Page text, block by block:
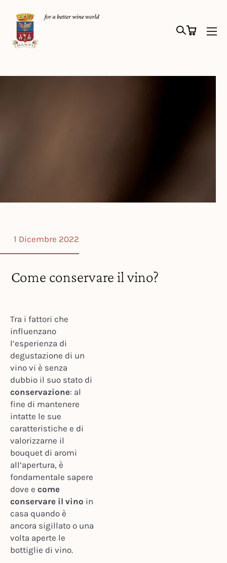
1 Dicembre 2022
Come conservare il vino?
Tra i fattori che
influenzano
l’esperienza di
degustazione di un
vino vi è senza
dubbio il suo stato di
conservazione: al
fine di mantenere
intatte le sue
caratteristiche e di
valorizzarne il
bouquet di aromi
all’apertura, è
fondamentale sapere
dove e come
conservare il vino in
casa quando è
ancora sigillato o una
volta aperte le
bottiglie di vino.